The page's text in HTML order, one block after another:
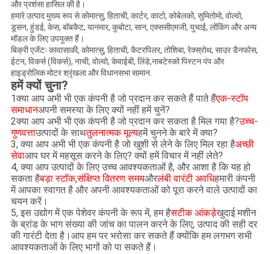
और प्रशंसा हासिल की है।
हमारे उत्पाद मुख्य रूप से कोमात्सु, हिताची, कार्टर, काटो, कोबेलको, सुमितोमो, वोल्वो,
डूसन, हुंडई, केस, बॉबकैट, यानमार, कुबोटा, सान, एक्ससीएमजी, युचाई, लोंकिंग और अन्य
मॉडल के लिए उपयुक्त हैं।
बिक्री एजेंटः कावासाकी, कोमात्सु, हिताची, कैटरपिलर, तोशिबा, रेक्स्रोथ, साउर डैनफोस,
ईटन, विकर्स (विकर्स), नाची, वोल्वो, केवाईबी, लिंडे,नाबटेस्को पिस्टन पंप और
हाइड्रोलिक मोटर श्रृंखला और विधानसभा सामान.
हमें क्यों चुना?
1क्या आप अभी भी एक कंपनी है जो प्रदान कर सकते हैं पाते हैंएक-स्टॉप
समाधानअपनी समस्या के लिए क्यों नहीं हमें चुनें?
2क्या आप अभी भी एक कंपनी है जो प्रदान कर सकता है मिल गया है?उच्च-
गुणवत्ताउत्पादों के साथतुलनात्मक मूल्यहमें चुनने के बारे में क्या?
3, क्या आप अभी भी एक कंपनी है जो खुशी से लेने के लिए मिल रहा हैअच्छी
सेवाआप घर में महसूस करने के लिए? क्यों हमें विचार में नहीं लेते?
4, क्या आप उत्पादों के लिए उच्च आवश्यकताओं है, और आशा है कि यह हो
सकता हैबड़ा स्टॉक,संक्षिप्त वितरण समयऔरलंबी वारंटी अवधिहमारी कंपनी
में आपका स्वागत है और अपनी आवश्यकताओं को पूरा करने वाले उत्पादों का
चयन करें।
5, इस उद्योग में एक पेशेवर कंपनी के रूप में, हम हैसटीक आंकड़ेखुदाई मशीन
के ब्रांड के भाग संख्या की जांच का पालन करने के लिए, उत्पाद की सही दर
की गारंटी देता है।आप हम पर भरोसा कर सकते हैं क्योंकि हम लगभग सभी
आवश्यकताओं के लिए भागों को पा सकते हैं।